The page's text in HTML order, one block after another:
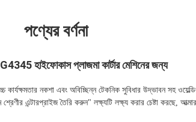
পণ্যের বর্ণনা
হাইফোকাস প্লাজমা কার্টার মেশিনের জন্য
নকশা এবং অবিচ্ছিন্ন টেকনিক সুবিধার উদ্ভাবন সহ ওয়েল্ডিং
এন্টারপ্রাইজ তৈরি করুন" লক্ষ্যটি লক্ষ্য করার চেষ্টা করছে,